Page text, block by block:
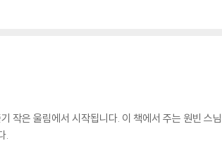
작은 울림에서 시작됩니다. 이 책에서 주는 원빈
.